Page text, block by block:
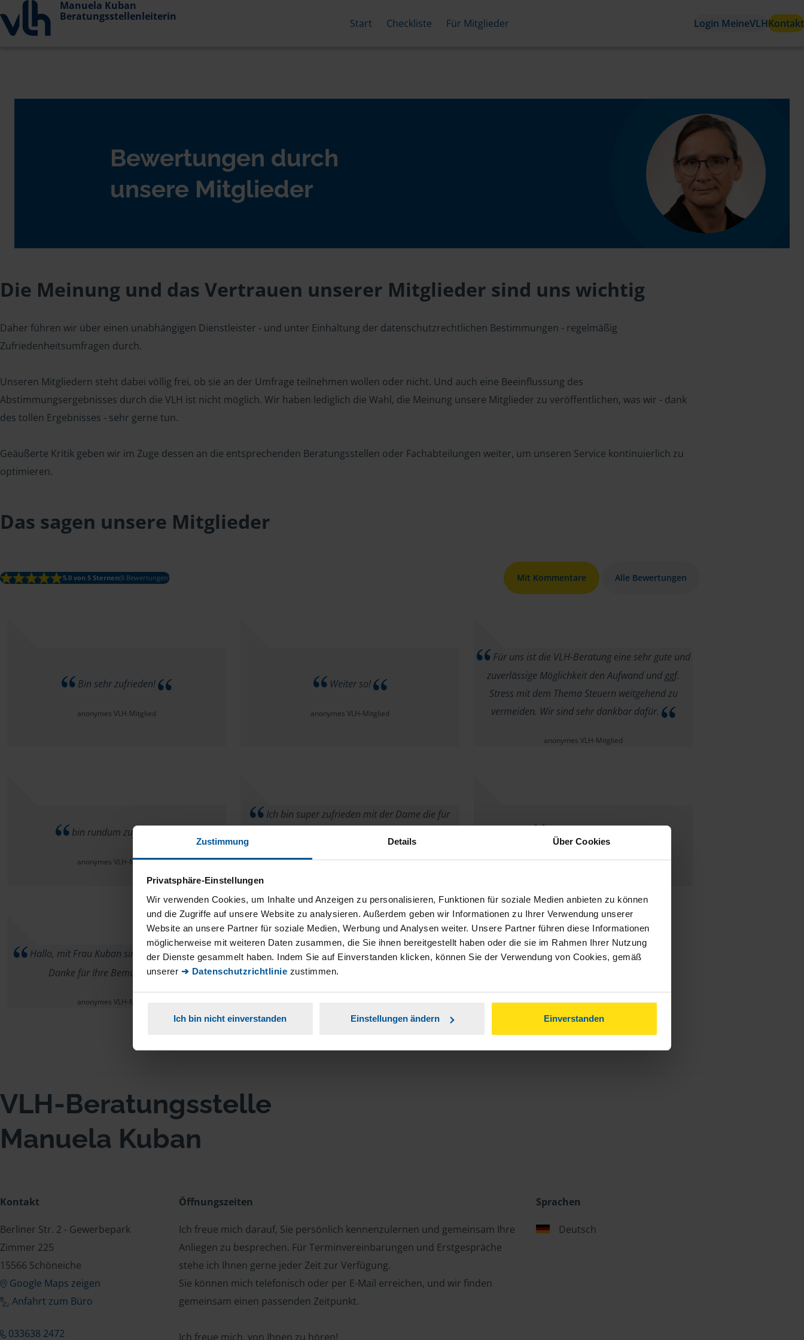
Zustimmung Details Über Cookies
Privatsphäre-Einstellungen
Wir verwenden Cookies, um Inhalte und Anzeigen zu personalisieren, Funktionen für soziale Medien anbieten zu können
und die Zugriffe auf unsere Website zu analysieren. Außerdem geben wir Informationen zu Ihrer Verwendung unserer
Website an unsere Partner für soziale Medien, Werbung und Analysen weiter. Unsere Partner führen diese Informationen
möglicherweise mit weiteren Daten zusammen, die Sie ihnen bereitgestellt haben oder die sie im Rahmen Ihrer Nutzung
der Dienste gesammelt haben. Indem Sie auf Einverstanden klicken, können Sie der Verwendung von Cookies, gemäß
unserer ➔ Datenschutzrichtlinie zustimmen.
Ich bin nicht einverstanden Einstellungen ändern Einverstanden
Manuela Kuban
Beratungsstellenleiterin
Start Checkliste Für Mitglieder Login MeineVLHKontakt
Bewertungen durch
unsere Mitglieder
Die Meinung und das Vertrauen unserer Mitglieder sind uns wichtig
Daher führen wir über einen unabhängigen Dienstleister - und unter Einhaltung der datenschutzrechtlichen Bestimmungen - regelmäßig
Zufriedenheitsumfragen durch.
Unseren Mitgliedern steht dabei völlig frei, ob sie an der Umfrage teilnehmen wollen oder nicht. Und auch eine Beeinflussung des
Abstimmungsergebnisses durch die VLH ist nicht möglich. Wir haben lediglich die Wahl, die Meinung unsere Mitglieder zu veröffentlichen, was wir - dank
des tollen Ergebnisses - sehr gerne tun.
Geäußerte Kritik geben wir im Zuge dessen an die entsprechenden Beratungsstellen oder Fachabteilungen weiter, um unseren Service kontinuierlich zu
optimieren.
Das sagen unsere Mitglieder
5.0 von 5 Sternen(8 Bewertungen) Mit Kommentare Alle Bewertungen
Bin sehr zufrieden!
anonymes VLH-Mitglied
Weiter so!
anonymes VLH-Mitglied
Für uns ist die VLH-Beratung eine sehr gute und
zuverlässige Möglichkeit den Aufwand und ggf.
Stress mit dem Thema Steuern weitgehend zu
vermeiden. Wir sind sehr dankbar dafür.
anonymes VLH-Mitglied
bin rundum zufrieden
anonymes VLH-Mitglied
Ich bin super zufrieden mit der Dame die für
Peise, Katrin
Hallo, mit Frau Kuban sind wir sehr zufrieden.
Danke für Ihre Bemühungen.
anonymes VLH-Mitglied
Ich bin so zufrieden wie es ist Hedda Meyer
anonymes VLH-Mitglied
VLH-Beratungsstelle
Manuela Kuban
Kontakt
Berliner Str. 2 - Gewerbepark
Zimmer 225
15566 Schöneiche
Google Maps zeigen
Anfahrt zum Büro
033638 2472
Öffnungszeiten
Ich freue mich darauf, Sie persönlich kennenzulernen und gemeinsam Ihre
Anliegen zu besprechen. Für Terminvereinbarungen und Erstgespräche
stehe ich Ihnen gerne jeder Zeit zur Verfügung.
Sie können mich telefonisch oder per E-Mail erreichen, und wir finden
gemeinsam einen passenden Zeitpunkt.
Ich freue mich, von Ihnen zu hören!
Sprachen
Deutsch